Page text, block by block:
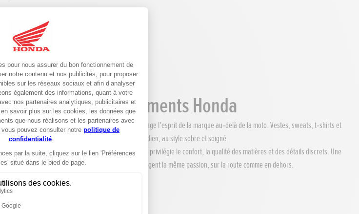
Collection de vêtements Honda
La gamme de vêtements lifestyle Honda prolonge l’esprit de la marque au‑delà de la moto. Vestes, sweats, t‑shirts et
casquettes : des pièces pensées pour le quotidien, au style sobre et soigné.
Inspirée de l’héritage Honda, chaque création privilégie le confort, la qualité des matières et des détails discrets. Une
collection conçue pour celles et ceux qui partagent la même passion, sur la route comme en dehors.
Voir la gamme de vêtements Honda